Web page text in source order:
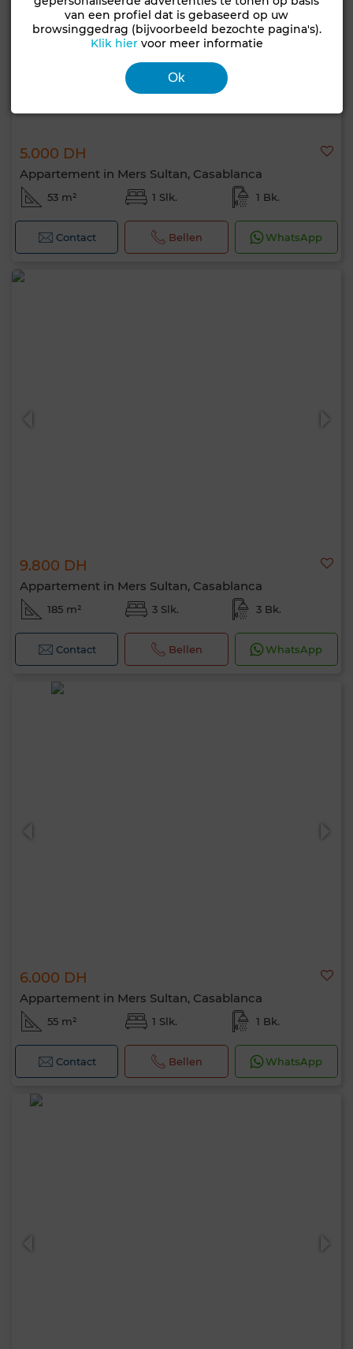
5.000 DH
Appartement in Mers Sultan, Casablanca
53 m² 1 Slk. 1 Bk.
Contact Bellen WhatsApp
9.800 DH
Appartement in Mers Sultan, Casablanca
185 m² 3 Slk. 3 Bk.
Contact Bellen WhatsApp
6.000 DH
Appartement in Mers Sultan, Casablanca
55 m² 1 Slk. 1 Bk.
Contact Bellen WhatsApp
van een profiel dat is gebaseerd op uw
browsinggedrag (bijvoorbeeld bezochte pagina's).
Klik hiervoor meer informatie
Ok